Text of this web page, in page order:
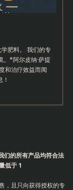
肥料。 我们的专
。*阿尔皮纳·萨提
和治疗效益而闻
们的所有产品均符合法
低于 1
，且只向获得授权的专